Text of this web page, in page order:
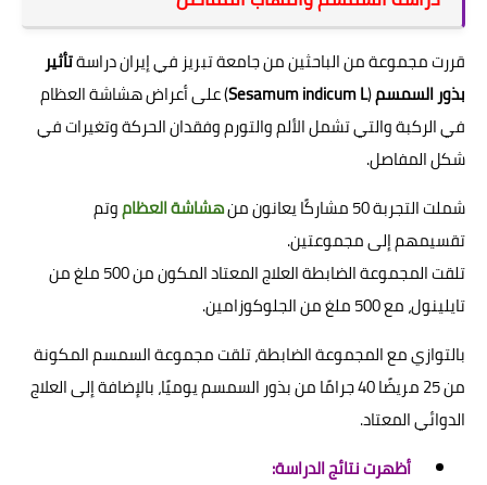
قررت مجموعة من الباحثين من جامعة تبريز في إيران دراسةتأثير
بذور السمسم(
Sesamum indicum L) على أعراض هشاشة العظام
في الركبة والتي تشمل الألم والتورم وفقدان الحركة وتغيرات في
شكل المفاصل.
شملت التجربة 50 مشاركًا يعانون من
هشاشة العظاموتم
تقسيمهم إلى مجموعتين.
تلقت المجموعة الضابطة العلاج المعتاد المكون من 500 ملغ من
تايلينول، مع 500 ملغ من الجلوكوزامين.
بالتوازي مع المجموعة الضابطة، تلقت مجموعة السمسم المكونة
من 25 مريضًا 40 جرامًا من بذور السمسم يوميًا، بالإضافة إلى العلاج
الدوائي المعتاد.
أظهرت نتائج الدراسة: